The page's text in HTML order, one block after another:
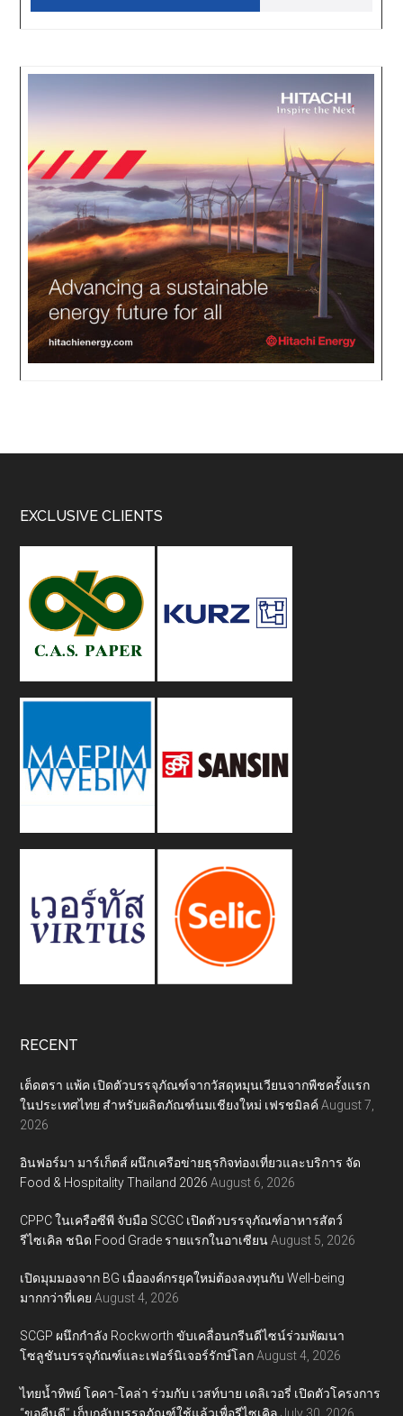
Footer
EXCLUSIVE CLIENTS
RECENT
เต็ดตรา แพ้ค เปิดตัวบรรจุภัณฑ์จากวัสดุหมุนเวียนจากพืชครั้งแรก
ในประเทศไทย สำหรับผลิตภัณฑ์นมเชียงใหม่ เฟรชมิลค์ August 7,
2026
อินฟอร์มา มาร์เก็ตส์ ผนึกเครือข่ายธุรกิจท่องเที่ยวและบริการ จัด
Food & Hospitality Thailand 2026 August 6, 2026
CPPC ในเครือซีพี จับมือ SCGC เปิดตัวบรรจุภัณฑ์อาหารสัตว์
รีไซเคิล ชนิด Food Grade รายแรกในอาเซียน August 5, 2026
เปิดมุมมองจาก BG เมื่อองค์กรยุคใหม่ต้องลงทุนกับ Well-being
มากกว่าที่เคย August 4, 2026
SCGP ผนึกกำลัง Rockworth ขับเคลื่อนกรีนดีไซน์ร่วมพัฒนา
โซลูชันบรรจุภัณฑ์และเฟอร์นิเจอร์รักษ์โลก August 4, 2026
ไทยน้ำทิพย์ โคคา-โคล่า ร่วมกับ เวสท์บาย เดลิเวอรี่ เปิดตัวโครงการ